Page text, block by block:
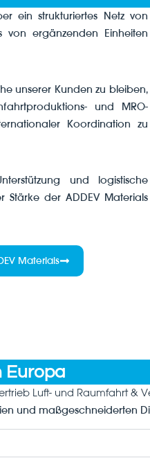
ein strukturiertes Netz von
von ergänzenden Einheiten
unserer Kunden zu bleiben,
und MRO-
Koordination zu
und logistische
Stärke der ADDEV Materials
Materials
Europa
Luft- und Raumfahrt &
und maßgeschneiderten